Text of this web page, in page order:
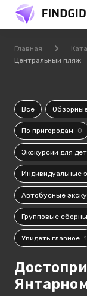
Главная
Центральный пляж
Все
По пригородам 0
Экскурсии для
Индивидуальные
Автобусные
Групповые
Увидеть главное 1